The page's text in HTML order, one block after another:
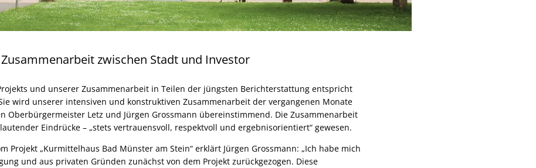
zwischen Stadt und Investor
und unserer Zusammenarbeit in Teilen der jüngsten Berichterstattung entspricht
wird unserer intensiven und konstruktiven Zusammenarbeit der vergangenen Monate
Oberbürgermeister Letz und Jürgen Grossmann übereinstimmend. Die Zusammenarbeit
Eindrücke – „stets vertrauensvoll, respektvoll und ergebnisorientiert“ gewesen.
Projekt „Kurmittelhaus Bad Münster am Stein“ erklärt Jürgen Grossmann: „Ich habe mich
und aus privaten Gründen zunächst von dem Projekt zurückgezogen. Diese